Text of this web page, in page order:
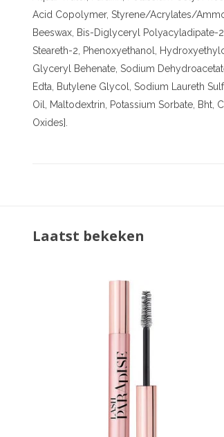
Acid Copolymer, Styrene/Acrylates/
Beeswax, Bis-Diglyceryl Polyacyladipate-
Steareth-2, Phenoxyethanol,
Glyceryl Behenate, Sodium
Edta, Butylene Glycol, Sodium Laureth
Oil, Maltodextrin, Potassium Sorbate, Bht,
Oxides].
Laatst bekeken